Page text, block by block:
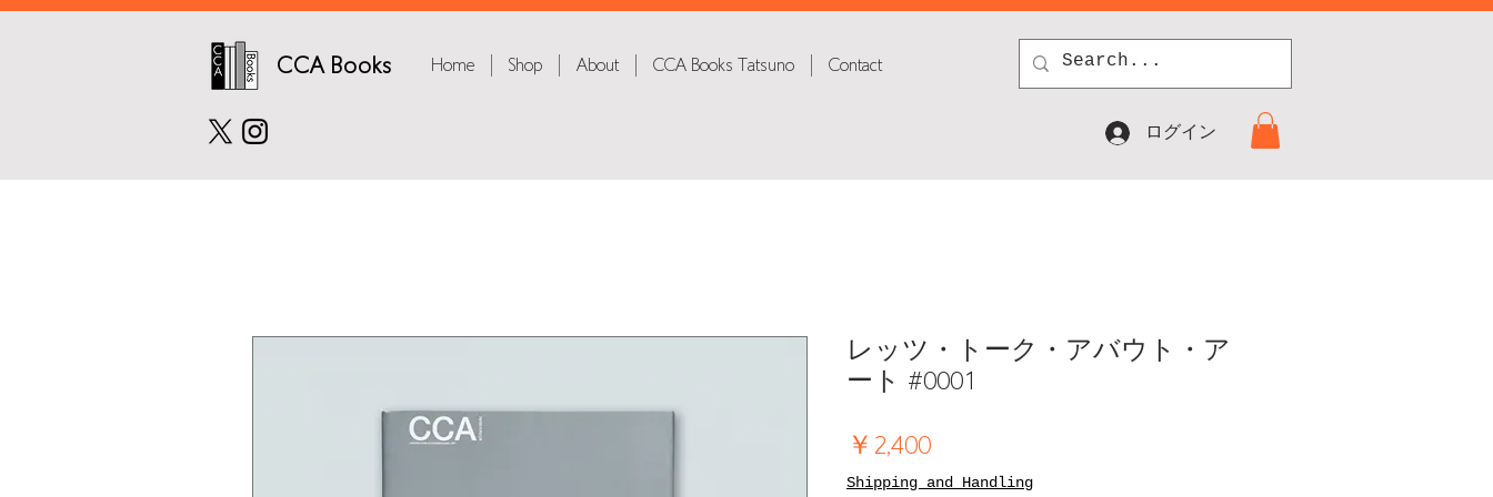
CCA Books Home Shop About CCA Books Tatsuno Contact
ログイン
レッツ・トーク・アバウト・ア
ート #0001
￥2,400価
格
Shipping and Handling